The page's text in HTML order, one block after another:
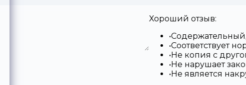
Хороший отзыв:
Соответствует
Не копия с
Не нарушает
Не является